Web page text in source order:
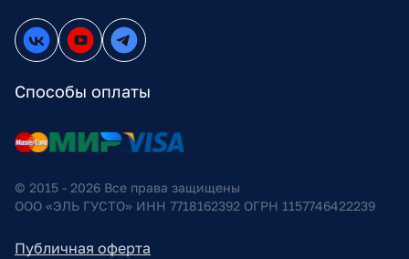
Способы оплаты
© 2015 - 2026 Все права защищены
ООО «ЭЛЬ ГУСТО» ИНН 7718162392 ОГРН 1157746422239
Публичная оферта